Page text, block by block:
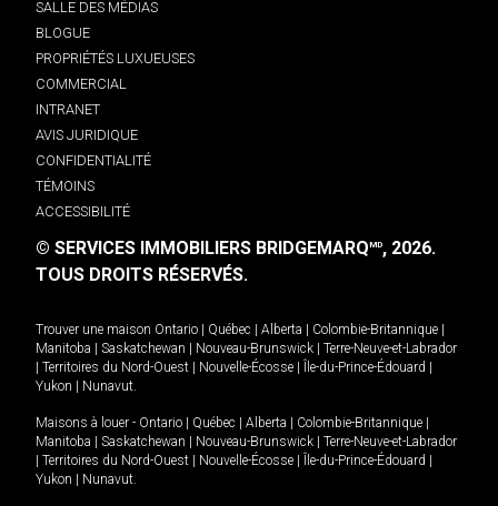
SALLE DES MÉDIAS
BLOGUE
PROPRIÉTÉS LUXUEUSES
COMMERCIAL
INTRANET
AVIS JURIDIQUE
CONFIDENTIALITÉ
TÉMOINS
ACCESSIBILITÉ
© SERVICES IMMOBILIERS BRIDGEMARQMD, 2026.
TOUS DROITS RÉSERVÉS.
Trouver une maison Ontario | Québec | Alberta | Colombie-Britannique |
Manitoba | Saskatchewan | Nouveau-Brunswick | Terre-Neuve-et-Labrador
| Territoires du Nord-Ouest | Nouvelle-Écosse | Île-du-Prince-Édouard |
Yukon | Nunavut
Maisons à louer - Ontario | Québec | Alberta | Colombie-Britannique |
Manitoba | Saskatchewan | Nouveau-Brunswick | Terre-Neuve-et-Labrador
| Territoires du Nord-Ouest | Nouvelle-Écosse | Île-du-Prince-Édouard |
Yukon | Nunavut